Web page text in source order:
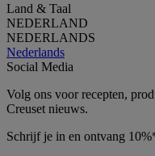
Land & Taal
NEDERLAND
NEDERLANDS
Nederlands
Social Media
Volg ons voor recepten,
Creuset nieuws.
Schrijf je in en ontvang